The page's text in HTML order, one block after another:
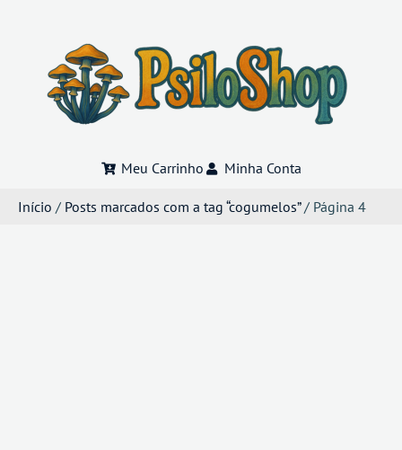
Meu Carrinho Minha Conta
Início / Posts marcados com a tag “cogumelos”/ Página 4